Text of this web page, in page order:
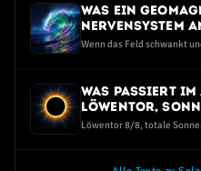
Was ein
Nervensystem
Wenn das Feld schwankt
Was passiert im
Löwentor,
dunkelste
Löwentor 8/8, totale
ohne Angst und ohne Hype